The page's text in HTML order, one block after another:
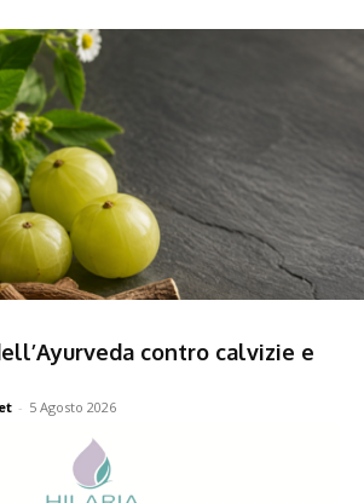
contro calvizie e
- 5 Agosto 2026